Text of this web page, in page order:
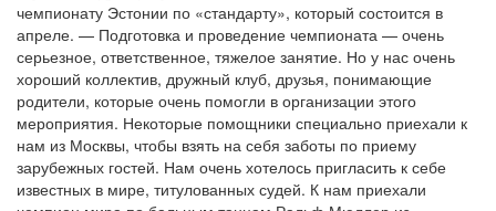
чемпионату Эстонии по «стандарту», который состоится в
апреле. — Подготовка и проведение чемпионата — очень
серьезное, ответственное, тяжелое занятие. Но у нас очень
хороший коллектив, дружный клуб, друзья, понимающие
родители, которые очень помогли в организации этого
мероприятия. Некоторые помощники специально приехали к
нам из Москвы, чтобы взять на себя заботы по приему
зарубежных гостей. Нам очень хотелось пригласить к себе
известных в мире, титулованных судей. К нам приехали